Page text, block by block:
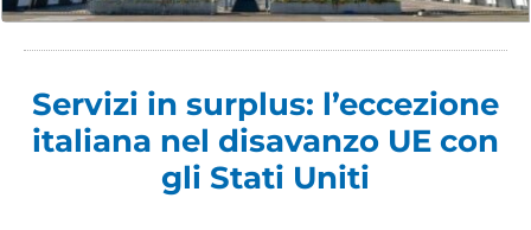
Servizi in surplus: l’eccezione
italiana nel disavanzo UE con
gli Stati Uniti